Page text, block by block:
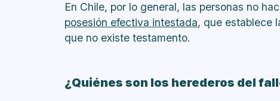
En Chile, por lo general, las personas no
posesión efectiva intestada, que establece
que no existe testamento.
¿Quiénes son los herederos del